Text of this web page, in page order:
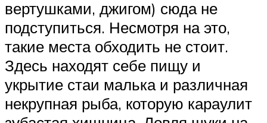
вертушками, джигом) сюда не
подступиться. Несмотря на это,
такие места обходить не стоит.
Здесь находят себе пищу и
укрытие стаи малька и различная
некрупная рыба, которую караулит